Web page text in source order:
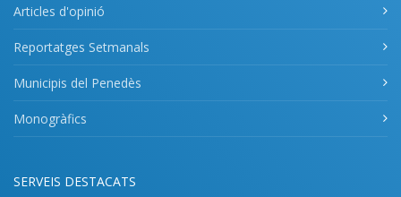
Articles d'opinió
Reportatges Setmanals
Municipis del Penedès
Monogràfics
SERVEIS DESTACATS